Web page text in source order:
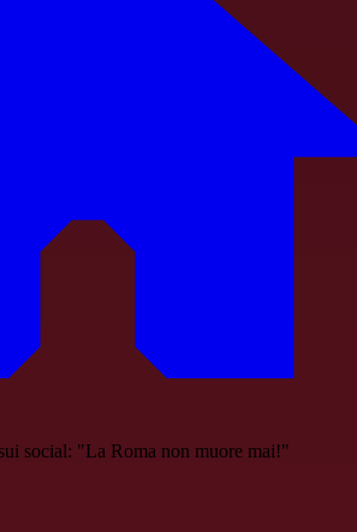
social: "La Roma non muore mai!"